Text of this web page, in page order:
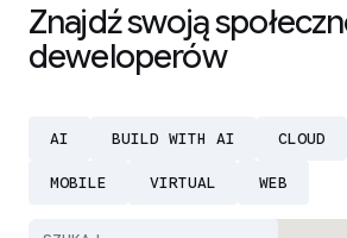
Znajdź swoją
deweloperów
AI BUILD WITH AI CLOUD
MOBILE VIRTUAL WEB